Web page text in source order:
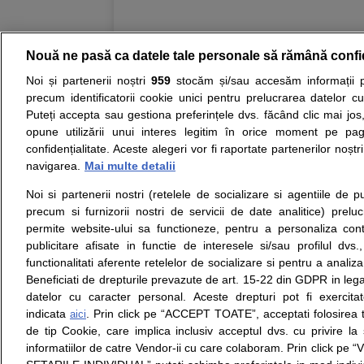
Resurse: Autoevaluare simptome
Opiniile avizate ale medicilor, sfaturile si orice
nici diagnosticul stabilit in urma investigatiilor si
ii punem la dispozitie pentru programare in
Despre noi
Despre noi
Contact
Intrebari frecvente
Consultanti
medicali
Legal
Termeni si conditii
Politica de
confidentialitate
Politica de cookie
Modifica Setarile Cookie
© Copyright © 2005 - 2026
Nouă ne pasă ca datele tale personale să rămână
Noi și partenerii noștri 959stocăm și/sau accesăm informații
precum identificatorii cookie unici pentru prelucrarea datelor
Puteți accepta sau gestiona preferințele dvs. făcând clic mai
opune utilizării unui interes legitim în orice moment pe
confidențialitate. Aceste alegeri vor fi raportate partenerilor
navigarea.
Mai multe detalii
Noi si partenerii nostri (retelele de socializare si agentiile de
precum si furnizorii nostri de servicii de date analitice)
permite website-ului sa functioneze, pentru a personaliza
publicitare afisate in functie de interesele si/sau profilul
functionalitati aferente retelelor de socializare si pentru a
Beneficiati de drepturile prevazute de art. 15-22 din GDPR in
datelor cu caracter personal. Aceste drepturi pot fi
indicata aici. Prin click pe “ACCEPT TOATE”, acceptati folosirea
de tip Cookie, care implica inclusiv acceptul dvs. cu privire la
informatiilor de catre Vendor-ii cu care colaboram. Prin click pe